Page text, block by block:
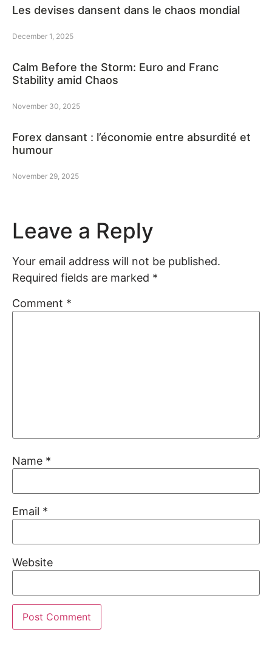
Les devises dansent dans le chaos mondial
December 1, 2025
Calm Before the Storm: Euro and Franc
Stability amid Chaos
November 30, 2025
Forex dansant : l’économie entre absurdité et
humour
November 29, 2025
Leave a Reply
Your email address will not be published.
Required fields are marked *
Comment *
Name *
Email *
Website